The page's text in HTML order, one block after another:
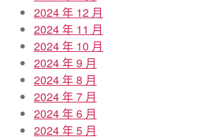
2024 年 12 月
2024 年 11 月
2024 年 10 月
2024 年 9 月
2024 年 8 月
2024 年 7 月
2024 年 6 月
2024 年 5 月